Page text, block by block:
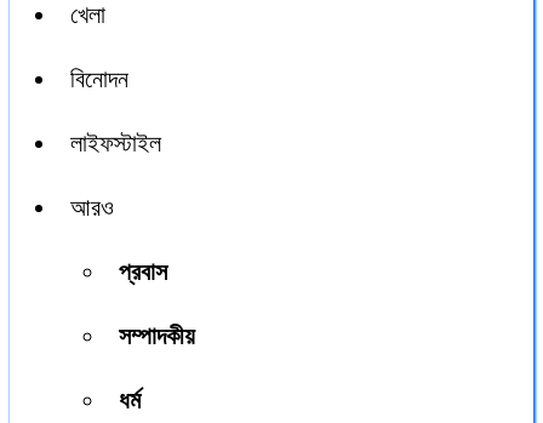
খেলা
বিনোদন
লাইফস্টাইল
আরও
প্রবাস
সম্পাদকীয়
ধর্ম